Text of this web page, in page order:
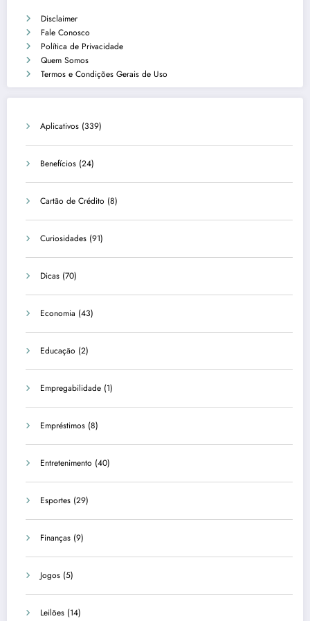
Disclaimer
Fale Conosco
Política de Privacidade
Quem Somos
Termos e Condições Gerais de Uso
Aplicativos (339)
Benefícios (24)
Cartão de Crédito (8)
Curiosidades (91)
Dicas (70)
Economia (43)
Educação (2)
Empregabilidade (1)
Empréstimos (8)
Entretenimento (40)
Esportes (29)
Finanças (9)
Jogos (5)
Leilões (14)